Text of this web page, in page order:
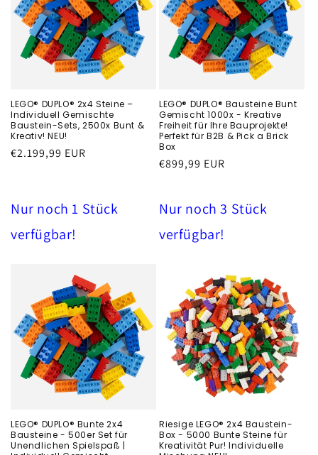
LEGO® DUPLO® 2x4 Steine –
Individuell Gemischte
Baustein-Sets, 2500x Bunt &
Kreativ! NEU!
Běžná
€2.199,99 EUR
Nur noch 1 Stück
verfügbar!
LEGO® DUPLO® Bausteine Bunt
Gemischt 1000x - Kreative
Freiheit für Ihre Bauprojekte!
Perfekt für B2B & Pick a Brick
Box
Běžná
€899,99 EUR
Nur noch 3 Stück
verfügbar!
LEGO® DUPLO® Bunte 2x4
Bausteine - 500er Set für
Unendlichen Spielspaß |
Riesige LEGO® 2x4 Baustein-
Box - 5000 Bunte Steine für
Kreativität Pur! Individuelle